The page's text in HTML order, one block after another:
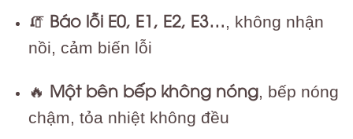
🧯 Báo lỗi E0, E1, E2, E3…, không nhận
nồi, cảm biến lỗi
🔥 Một bên bếp không nóng, bếp nóng
chậm, tỏa nhiệt không đều